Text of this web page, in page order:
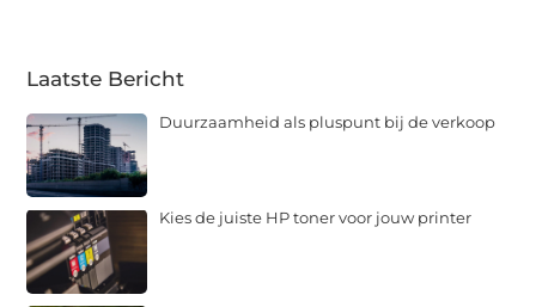
Laatste Bericht
Duurzaamheid als pluspunt bij de verkoop
Kies de juiste HP toner voor jouw printer